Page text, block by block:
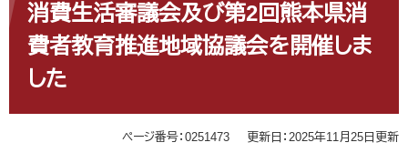
消費生活審議会及び第2回熊本県消
費者教育推進地域協議会を開催しま
した
ページ番号：0251473 更新日：2025年11月25日更新